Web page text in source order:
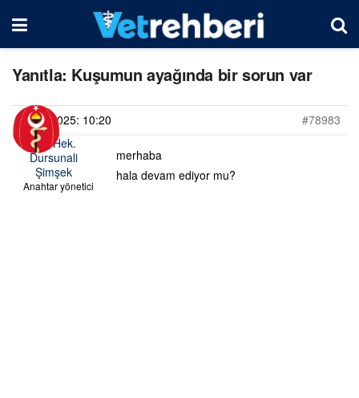
Yanıtla: Kuşumun ayağında bir sorun var
22/04/2025: 10:20
#78983
Vet. Hek.
Dursunali
Şimşek
Anahtar yönetici
merhaba
hala devam ediyor mu?